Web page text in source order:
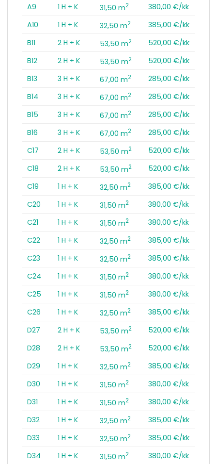
A9
1 H + K 31,50 m2
380,00 €/kk
A10
1 H + K 32,50 m2
385,00 €/kk
B11
2 H + K 53,50 m2
520,00 €/kk
B12
2 H + K 53,50 m2
520,00 €/kk
B13
3 H + K 67,00 m2
285,00 €/kk
B14
3 H + K 67,00 m2
285,00 €/kk
B15
3 H + K 67,00 m2
285,00 €/kk
B16
3 H + K 67,00 m2
285,00 €/kk
C17
2 H + K 53,50 m2
520,00 €/kk
C18
2 H + K 53,50 m2
520,00 €/kk
C19
1 H + K 32,50 m2
385,00 €/kk
C20
1 H + K 31,50 m2
380,00 €/kk
C21
1 H + K 31,50 m2
380,00 €/kk
C22
1 H + K 32,50 m2
385,00 €/kk
C23
1 H + K 32,50 m2
385,00 €/kk
C24
1 H + K 31,50 m2
380,00 €/kk
C25
1 H + K 31,50 m2
380,00 €/kk
C26
1 H + K 32,50 m2
385,00 €/kk
D27
2 H + K 53,50 m2
520,00 €/kk
D28
2 H + K 53,50 m2
520,00 €/kk
D29
1 H + K 32,50 m2
385,00 €/kk
D30
1 H + K 31,50 m2
380,00 €/kk
D31
1 H + K 31,50 m2
380,00 €/kk
D32
1 H + K 32,50 m2
385,00 €/kk
D33
1 H + K 32,50 m2
385,00 €/kk
D34
1 H + K 31,50 m2
380,00 €/kk